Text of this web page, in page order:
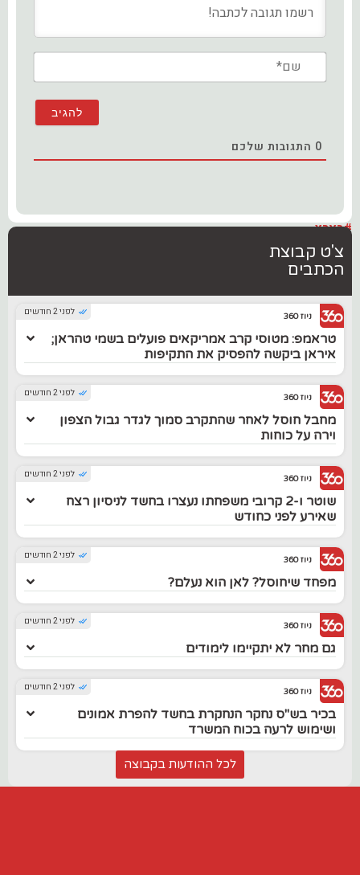
0 התגובות שלכם
#בארץ
צ'ט קבוצת
הכתבים
לפני 2 חודשים ניוז 360
טראמפ: מטוסי קרב אמריקאים פועלים בשמי טהראן;
איראן ביקשה להפסיק את התקיפות
לפני 2 חודשים ניוז 360
מחבל חוסל לאחר שהתקרב סמוך לגדר גבול הצפון
וירה על כוחות
לפני 2 חודשים ניוז 360
שוטר ו-2 קרובי משפחתו נעצרו בחשד לניסיון רצח
שאירע לפני כחודש
לפני 2 חודשים ניוז 360
מפחד שיחוסל? לאן הוא נעלם?
לפני 2 חודשים ניוז 360
גם מחר לא יתקיימו לימודים
לפני 2 חודשים ניוז 360
בכיר בש"ס נחקר הנחקרת בחשד להפרת אמונים
ושימוש לרעה בכוח המשרד
לכל ההודעות בקבוצה